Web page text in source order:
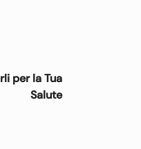
per la Tua
Salute